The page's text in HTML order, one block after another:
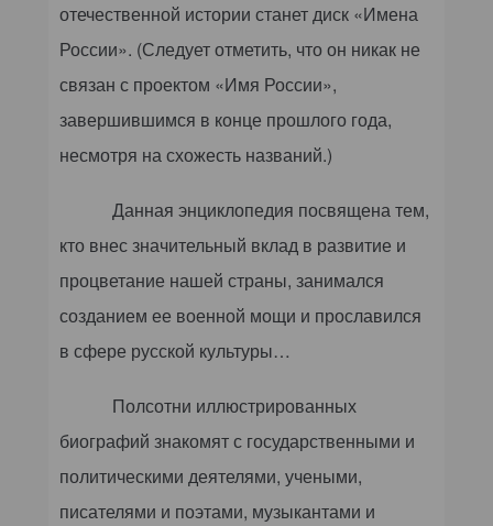
отечественной истории станет диск «Имена
России». (Следует отметить, что он никак не
связан с проектом «Имя России»,
завершившимся в конце прошлого года,
несмотря на схожесть названий.)
Данная энциклопедия посвящена тем,
кто внес значительный вклад в развитие и
процветание нашей страны, занимался
созданием ее военной мощи и прославился
в сфере русской культуры…
Полсотни иллюстрированных
биографий знакомят с государственными и
политическими деятелями, учеными,
писателями и поэтами, музыкантами и